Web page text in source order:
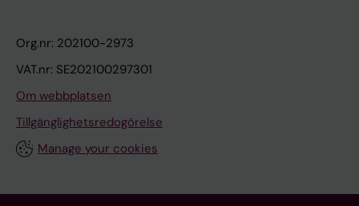
Org.nr: 202100-2973
VAT.nr: SE202100297301
Om webbplatsen
Tillgänglighetsredogörelse
Manage your cookies